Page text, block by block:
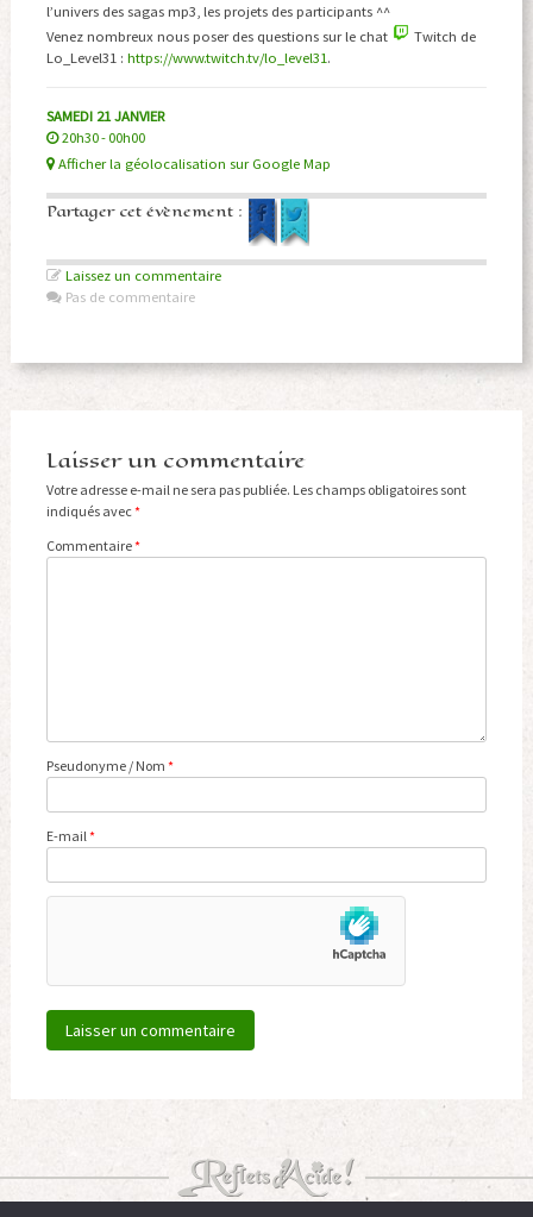
l’univers des sagas mp3, les projets des participants ^^
Venez nombreux nous poser des questions sur le chat
Twitch de
Lo_Level31 : https://www.twitch.tv/lo_level31 .
SAMEDI 21 JANVIER
20h30 - 00h00
Afficher la géolocalisation sur Google Map
Partager cet évènement :
Laissez un commentaire
Pas de commentaire
Laisser un commentaire
Votre adresse e-mail ne sera pas publiée. Les champs obligatoires sont
indiqués avec*
Commentaire*
Pseudonyme / Nom *
E-mail *